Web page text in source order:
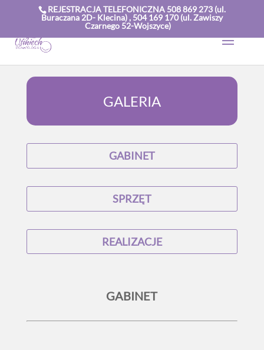
REJESTRACJA TELEFONICZNA 508 869 273 (ul.
Buraczana 2D- Klecina) , 504 169 170 (ul. Zawiszy
Czarnego 52-Wojszyce)
GALERIA
GABINET
SPRZĘT
REALIZACJE
GABINET